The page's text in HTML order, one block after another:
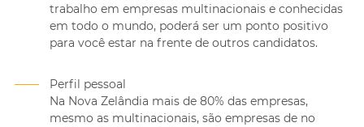
trabalho em empresas multinacionais e conhecidas
em todo o mundo, poderá ser um ponto positivo
para você estar na frente de outros candidatos.
Perfil pessoal
Na Nova Zelândia mais de 80% das empresas,
mesmo as multinacionais, são empresas de no